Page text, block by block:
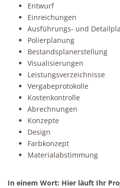
Entwurf
Einreichungen
Ausführungs- und
Polierplanung
Bestandsplanerstellung
Visualisierungen
Leistungsverzeichnisse
Vergabeprotokolle
Kostenkontrolle
Abrechnungen
Konzepte
Design
Farbkonzept
Materialabstimmung
In einem Wort: Hier läuft Ihr